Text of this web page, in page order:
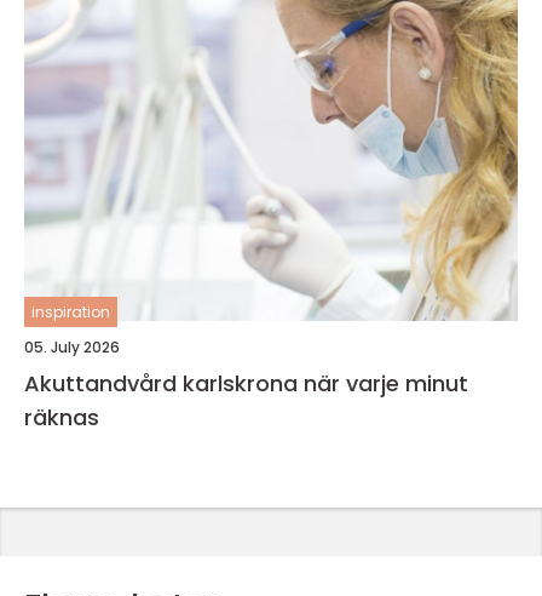
inspiration
05. July 2026
Akuttandvård karlskrona när varje minut
räknas